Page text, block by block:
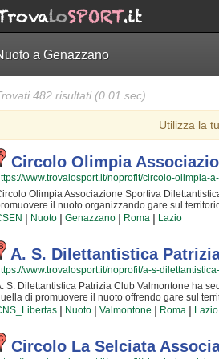
a Genazzano
482 risultati (0.01 sec)
Utilizza la
Circolo Olimpia
www.trovalosport.it/noprofit/circolo-olimpia-
Olimpia Associazione Sportiva
il nuoto organizzando gare sul
capacità motorie e fisiche degli atleti sia
affrontando sfide difficili. Proprio per questo
valori in cui Circolo Olimpia Associazione
ricerca della chiave per migliorare e
immediatamente rapiti. Circolo Olimpia
con cui allenarti, istruttori qualificati e un
andare in sede o mandare un messaggio
| Nuoto | Genazzano | Roma | Lazio
A. S. Dilettantistica
www.trovalosport.it/noprofit/a-s-
S. Dilettantistica Patrizia Club Valmontone ha
di promuovere il nuoto offrendo gare sul
delle capacità motorie e fisiche degli
quotidianamente affrontando sfide complesse.
di trasmettere quegli ideali in cui A. S.
i sacrifici e la continua ricerca della
unico e da cui si viene immediatamente colpiti. A.
| Nuoto | Valmontone | Roma | Lazio
Circolo La Selciata